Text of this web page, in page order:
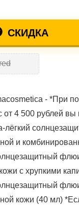
СКИДКА
- *При
от 4 500 рублей вы
лёгкий
и
с хрупкими
кожи (40 мл)